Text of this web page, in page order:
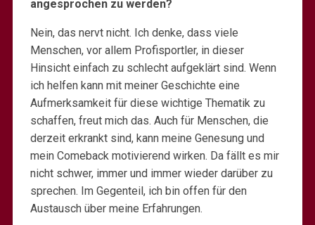
angesprochen zu werden?
Nein, das nervt nicht. Ich denke, dass viele
Menschen, vor allem Profisportler, in dieser
Hinsicht einfach zu schlecht aufgeklärt sind. Wenn
ich helfen kann mit meiner Geschichte eine
Aufmerksamkeit für diese wichtige Thematik zu
schaffen, freut mich das. Auch für Menschen, die
derzeit erkrankt sind, kann meine Genesung und
mein Comeback motivierend wirken. Da fällt es mir
nicht schwer, immer und immer wieder darüber zu
sprechen. Im Gegenteil, ich bin offen für den
Austausch über meine Erfahrungen.